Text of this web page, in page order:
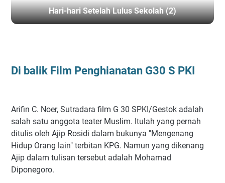
Hari-hari Setelah Lulus Sekolah (2)
Di balik Film Penghianatan G30 S PKI
Arifin C. Noer, Sutradara film G 30 SPKI/Gestok adalah
salah satu anggota teater Muslim. Itulah yang pernah
ditulis oleh Ajip Rosidi dalam bukunya "Mengenang
Hidup Orang lain" terbitan KPG. Namun yang dikenang
Ajip dalam tulisan tersebut adalah Mohamad
Diponegoro.